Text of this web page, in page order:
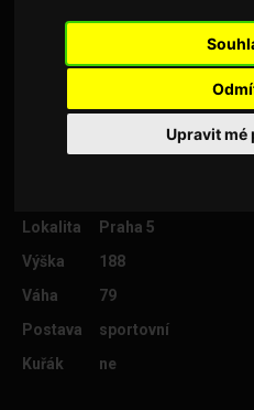
Upravit mé
Cerberus
Jsem Španěl, který bydlí
Lokalita
Praha 5
Výška
188
Váha
79
Postava
sportovní
Kuřák
ne